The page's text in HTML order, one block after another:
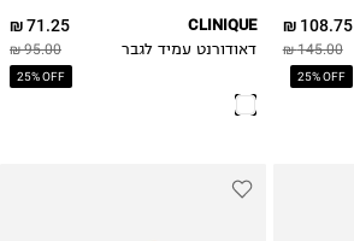
108.75 ₪
145.00 ₪
25% OFF
71.25 ₪
95.00 ₪
25% OFF
CLINIQUE
דאודורנט עמיד לגבר